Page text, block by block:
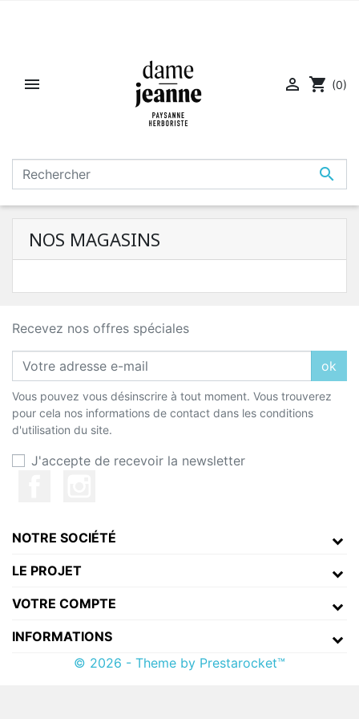


 shopping_cart (0)
NOS MAGASINS
Recevez nos offres spéciales
ok
Vous pouvez vous désinscrire à tout moment. Vous trouverez
pour cela nos informations de contact dans les conditions
d'utilisation du site.
J'accepte de recevoir la newsletter
NOTRE SOCIÉTÉ
LE PROJET
VOTRE COMPTE
INFORMATIONS
© 2026 - Theme by Prestarocket™